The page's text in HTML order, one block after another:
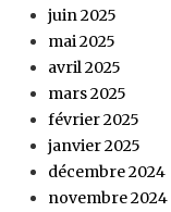
juin 2025
mai 2025
avril 2025
mars 2025
février 2025
janvier 2025
décembre 2024
novembre 2024